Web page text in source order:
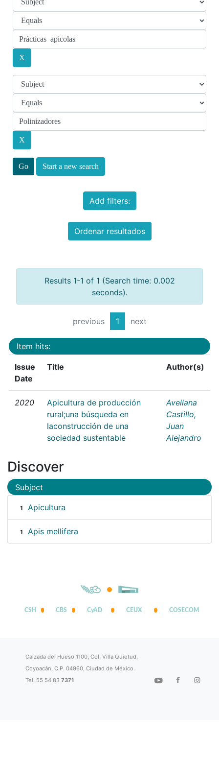
Start a new search
Add filters:
Ordenar resultados
Results 1-1 of 1 (Search time: 0.002
seconds).
previous 1 next
Item hits:
Issue
Date
Title Author(s)
2020
Apicultura de producción
rural;una búsqueda en
laconstrucción de una
sociedad sustentable
Avellana
Castillo,
Juan
Alejandro
Discover
Subject
1 Apicultura
1 Apis mellifera
CSH CBS CyAD CEUX COSECOM
Calzada del Hueso 1100, Col. Villa Quietud,
Coyoacán, C.P. 04960, Ciudad de México.
Tel. 55 54 837371